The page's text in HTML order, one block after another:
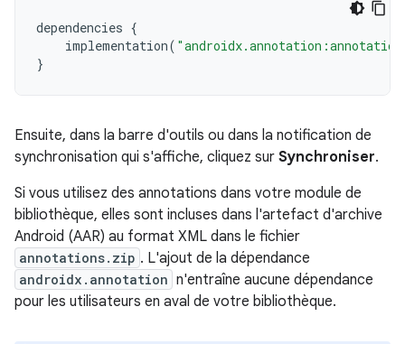
dependencies {
implementation(
}
Ensuite, dans la barre d'outils ou dans la notification de
synchronisation qui s'affiche, cliquez sur Synchroniser.
Si vous utilisez des annotations dans votre module de
bibliothèque, elles sont incluses dans l'artefact d'archive
Android (AAR) au format XML dans le fichier
annotations.zip . L'ajout de la dépendance
androidx.annotation n'entraîne aucune dépendance
pour les utilisateurs en aval de votre bibliothèque.